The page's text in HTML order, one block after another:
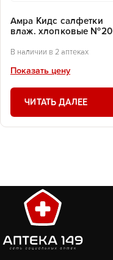
Амра Кидс салфетки
влаж. хлопковые №20
В наличии в 2 аптеках
Показать цену
ЧИТАТЬ ДАЛЕЕ